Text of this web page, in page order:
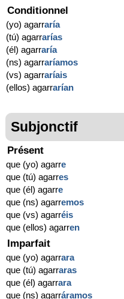
Conditionnel
(yo) agarraría
(tú) agarrarías
(él) agarraría
(ns) agarraríamos
(vs) agarraríais
(ellos) agarrarían
Subjonctif
Présent
que (yo) agarre
que (tú) agarres
que (él) agarre
que (ns) agarremos
que (vs) agarréis
que (ellos) agarren
Imparfait
que (yo) agarrara
que (tú) agarraras
que (él) agarrara
que (ns) agarráramos